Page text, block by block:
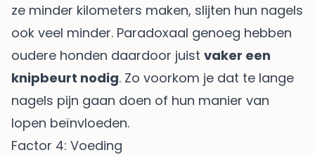
ze minder kilometers maken, slijten hun nagels
ook veel minder. Paradoxaal genoeg hebben
oudere honden daardoor juist vaker een
knipbeurt nodig. Zo voorkom je dat te lange
nagels pijn gaan doen of hun manier van
lopen beïnvloeden.
Factor 4: Voeding